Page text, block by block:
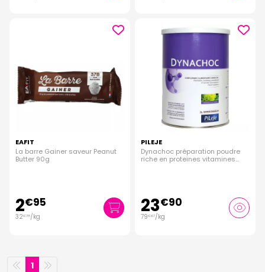
EAFIT
La barre Gainer saveur Peanut
Butter 90g
2€95
32€78/kg
PILEJE
Dynachoc préparation poudre
riche en proteïnes vitamines
23€90
79€67/kg
1